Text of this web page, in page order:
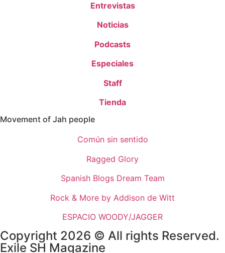
Entrevistas
Noticias
Podcasts
Especiales
Staff
Tienda
Movement of Jah people
Común sin sentido
Ragged Glory
Spanish Blogs Dream Team
Rock & More by Addison de Witt
ESPACIO WOODY/JAGGER
Copyright 2026 © All rights Reserved.
Exile SH Magazine